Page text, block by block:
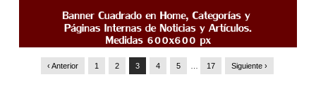
‹ Anterior 1 2 3 4 5 17 Siguiente ›